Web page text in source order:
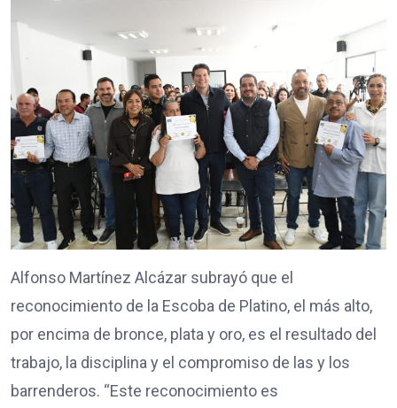
Alfonso Martínez Alcázar subrayó que el
reconocimiento de la Escoba de Platino, el más alto,
por encima de bronce, plata y oro, es el resultado del
trabajo, la disciplina y el compromiso de las y los
barrenderos. “Este reconocimiento es